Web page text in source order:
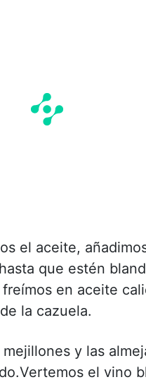
el aceite,
que estén
en aceite
la cazuela.
y las
el vino